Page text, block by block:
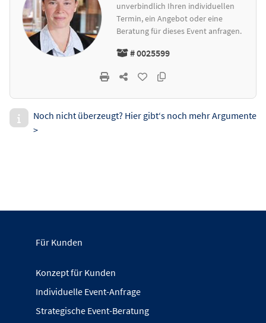
unverbindlich Ihren individuellen
Termin, ein Angebot oder eine
Beratung für dieses Event anfragen.
# 0025599
Noch nicht überzeugt? Hier gibt‘s noch mehr Argumente
>
Für Kunden
Konzept für Kunden
Individuelle Event-Anfrage
Strategische Event-Beratung